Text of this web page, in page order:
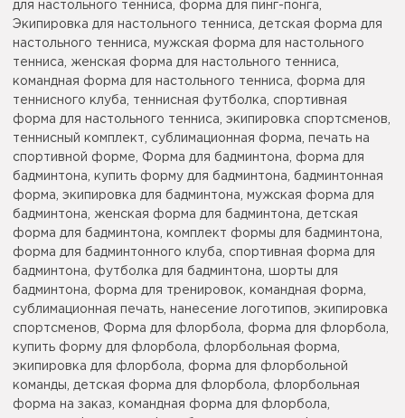
для настольного тенниса, форма для пинг-понга,
Экипировка для настольного тенниса, детская форма для
настольного тенниса, мужская форма для настольного
тенниса, женская форма для настольного тенниса,
командная форма для настольного тенниса, форма для
теннисного клуба, теннисная футболка, спортивная
форма для настольного тенниса, экипировка спортсменов,
теннисный комплект, сублимационная форма, печать на
спортивной форме, Форма для бадминтона, форма для
бадминтона, купить форму для бадминтона, бадминтонная
форма, экипировка для бадминтона, мужская форма для
бадминтона, женская форма для бадминтона, детская
форма для бадминтона, комплект формы для бадминтона,
форма для бадминтонного клуба, спортивная форма для
бадминтона, футболка для бадминтона, шорты для
бадминтона, форма для тренировок, командная форма,
сублимационная печать, нанесение логотипов, экипировка
спортсменов, Форма для флорбола, форма для флорбола,
купить форму для флорбола, флорбольная форма,
экипировка для флорбола, форма для флорбольной
команды, детская форма для флорбола, флорбольная
форма на заказ, командная форма для флорбола,